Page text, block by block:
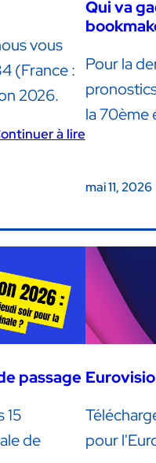
vous
(France :
2026.
à lire
Qui va
Pour la
la 70ème
mai 11, 2026
passage
15
de
pour